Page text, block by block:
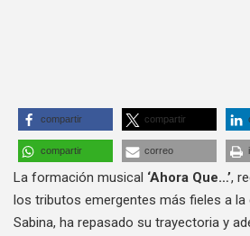
compartir compartir
compartir correo
La formación musical ‘Ahora Que…’,
los tributos emergentes más fieles a la
Sabina, ha repasado su trayectoria y